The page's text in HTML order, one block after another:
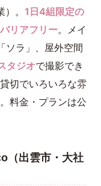
。 1日4組限定の
リアフリー。メイ
ソラ」、屋外空間
タジオで撮影でき
切でいろいろな雰
料金・プランは公
（出雲市・大社